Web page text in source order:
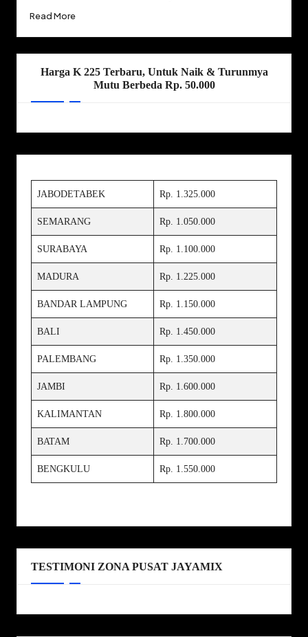
Read More
Harga K 225 Terbaru, Untuk Naik & Turunmya
Mutu Berbeda Rp. 50.000
JABODETABEK Rp. 1.325.000
SEMARANG Rp. 1.050.000
SURABAYA Rp. 1.100.000
MADURA Rp. 1.225.000
BANDAR LAMPUNG Rp. 1.150.000
BALI Rp. 1.450.000
PALEMBANG Rp. 1.350.000
JAMBI Rp. 1.600.000
KALIMANTAN Rp. 1.800.000
BATAM Rp. 1.700.000
BENGKULU Rp. 1.550.000
TESTIMONI ZONA PUSAT JAYAMIX